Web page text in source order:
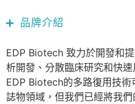
品牌介紹
EDP​​ Biotech 致力於開發和
析開發、分散臨床研究和快
EDP Biotech的多路復用技
誌物領域，但我們已經將我